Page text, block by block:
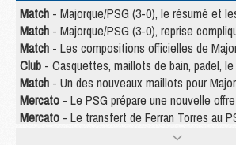
Match - Majorque/PSG (3-0), le résumé et
Match - Majorque/PSG (3-0), reprise
Match - Les compositions officielles de Majorque/PSG avec
Club - Casquettes, maillots de bain, padel, le PSG
Match - Un des nouveaux maillots pour
Mercato - Le PSG prépare une nouvelle
Mercato - Le transfert de Ferran Torres au PSG
- Le groupe pour Majorque/PSG avec